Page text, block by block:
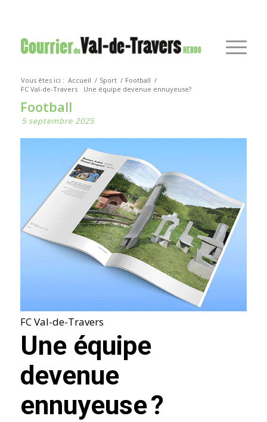
Vous êtes ici : Accueil / Sport / Football /
FC Val-de-Travers
Une équipe devenue ennuyeuse?
Football
5 septembre 2025
FC Val-de-Travers
Une équipe
devenue
ennuyeuse ?